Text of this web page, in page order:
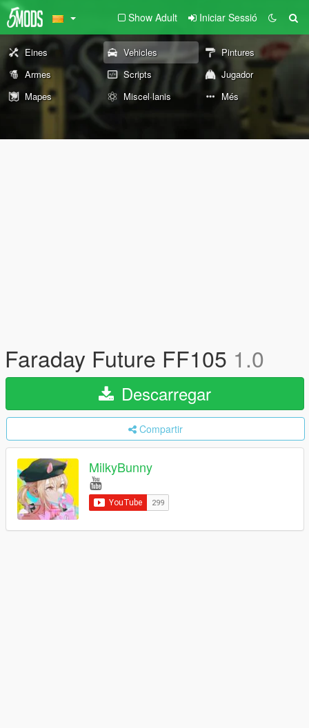
Show Adult Iniciar Sessió
Eines Vehicles
Pintures
Armes
Scripts
Jugador
Mapes
Miscel·lanis Més
Faraday Future FF105 1.0
Descarregar
Compartir
MilkyBunny